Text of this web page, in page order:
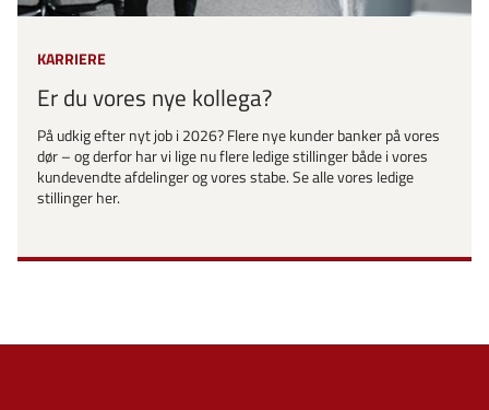
KARRIERE
Er du vores nye kollega?
På udkig efter nyt job i 2026? Flere nye kunder banker på vores
dør – og derfor har vi lige nu flere ledige stillinger både i vores
kundevendte afdelinger og vores stabe. Se alle vores ledige
stillinger her.